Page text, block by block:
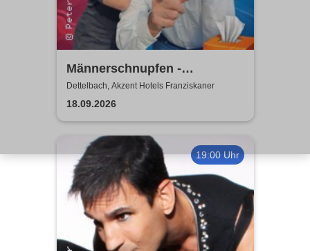
Männerschnupfen -
Buchenau Comedy Tour
Dettelbach, Akzent Hotels Franziskaner
18.09.2026
19:00 Uhr